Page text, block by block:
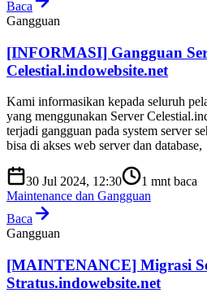
Baca
Gangguan
[INFORMASI] Gangguan
Celestial.indowebsite.net
Kami informasikan kepada seluruh
yang menggunakan Server
terjadi gangguan pada system server
bisa di akses web server dan database,
30 Jul 2024, 12:30 1 mnt baca
Maintenance dan Gangguan
Baca
Gangguan
[MAINTENANCE] Migrasi
Stratus.indowebsite.net